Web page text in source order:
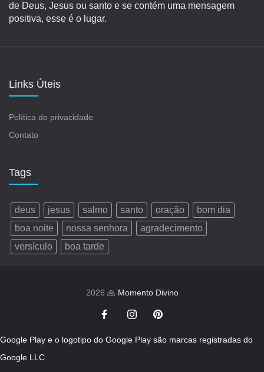
de Deus, Jesus ou santo e se contém uma mensagem
positiva, esse é o lugar.
Links Úteis
Política de privacidade
Contato
Tags
deus jesus salmo santo oração
bom dia
boa noite
nossa senhora
agradecimento
versículo
boa tarde
2026 🙏 Momento Divino
Google Play e o logotipo do Google Play são marcas registradas do
Google LLC.